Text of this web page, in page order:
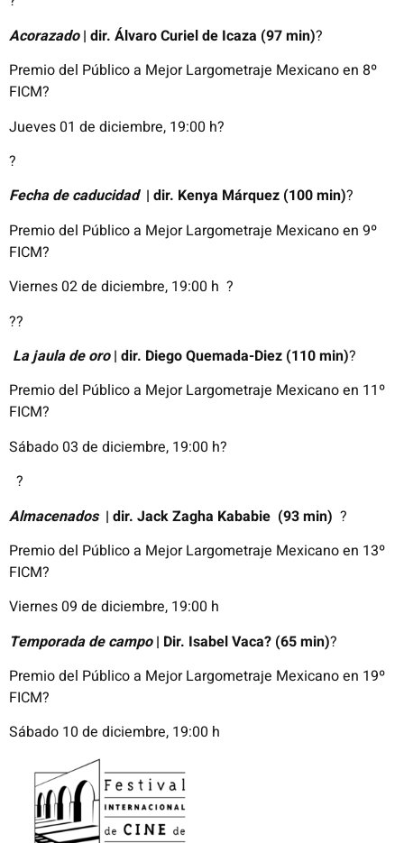
Acorazado| dir. Álvaro Curiel de Icaza (97 min)?
Premio del Públicoa MejorLargometraje Mexicanoen 8º
FICM?
Jueves 01 de diciembre, 19:00 h?
?
Fecha de caducidad | dir. Kenya Márquez (100 min)?
Premio del Públicoa MejorLargometraje Mexicanoen 9º
FICM?
Viernes 02 de diciembre, 19:00 h ?
??
La jaula de oro| dir. Diego Quemada-Diez (110 min)?
Premio del Públicoa MejorLargometraje Mexicanoen 11º
FICM?
Sábado 03 de diciembre, 19:00 h?
?
Almacenados | dir. JackZagha Kababie (93 min) ?
Premio del Públicoa MejorLargometraje Mexicanoen 13º
FICM?
Viernes 09 de diciembre, 19:00 h
Temporada de campo| Dir. Isabel Vaca? (65 min)?
Premio del Públicoa MejorLargometraje Mexicanoen 19º
FICM?
Sábado 10 de diciembre, 19:00 h